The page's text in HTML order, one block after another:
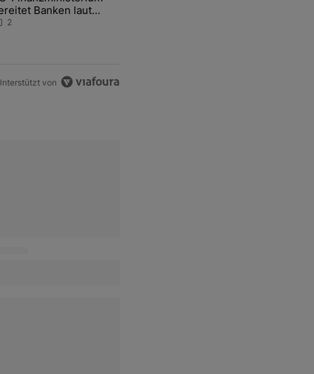
Banken laut
auf eventuelle
2
von